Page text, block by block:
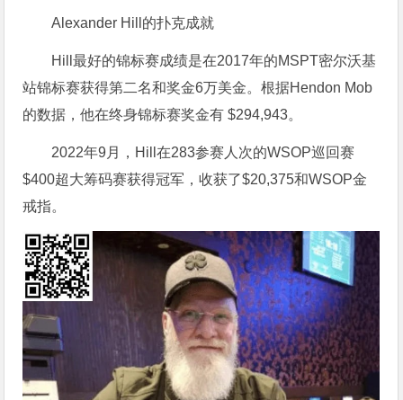
Alexander Hill的扑克成就
Hill最好的锦标赛成绩是在2017年的MSPT密尔沃基
站锦标赛获得第二名和奖金6万美金。根据Hendon Mob
的数据，他在终身锦标赛奖金有 $294,943。
2022年9月，Hill在283参赛人次的WSOP巡回赛
$400超大筹码赛获得冠军，收获了$20,375和WSOP金
戒指。